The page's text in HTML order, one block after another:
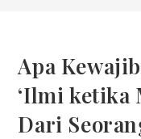
Apa
‘Ilmi ketika
Dari